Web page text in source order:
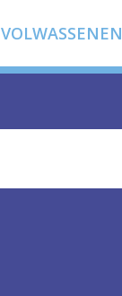
VOLWASSENEN